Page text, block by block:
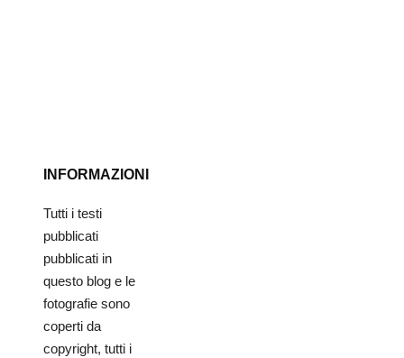
INFORMAZIONI
Tutti i testi
pubblicati
pubblicati in
questo blog e le
fotografie sono
coperti da
copyright, tutti i